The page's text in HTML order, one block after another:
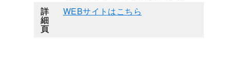
詳
細
頁
WEBサイトはこちら